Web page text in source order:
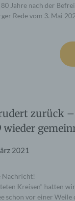
Jahre nach der
Rede vom 3. Mai
zurück
wieder
2021
Nachricht!
Kreisen“ hatten
schon vor einer Weile